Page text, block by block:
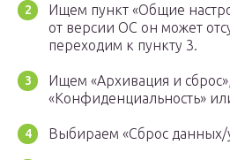
Ищем пункт «Общие
от версии ОС он может
переходим к пункту 3.
Ищем «Архивация и сброс»,
«Конфиденциальность»
Выбираем «Сброс данных/